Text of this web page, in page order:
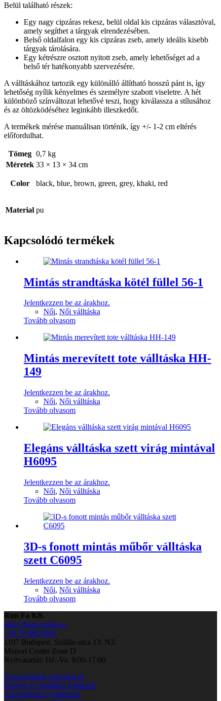
Belül található részek:
Egy nagy cipzáras rekesz, belül oldal kis cipzáras választóval,
amely segíthet a tárgyak elrendezésében.
Belső oldalfalon egy kis cipzáras zseb, amely ideális kisebb
tárgyak tárolására.
Egy kétrészre osztott nyitott zseb, amely lehetőséget ad a
belső tér hatékonyabb szervezésére.
A válltáskához tartozik egy különálló állítható hosszú pánt is, így
lehetőség nyílik kényelmes és személyre szabott viseletre. A hét
különböző színváltozat lehetővé teszi, hogy kiválassza a stílusához
és az öltözködéséhez leginkább illeszkedőt.
A termékek mérése manuálisan történik, így +/- 1-2 cm eltérés
előfordulhat.
Tömeg 0,7 kg
Méretek 33 × 13 × 34 cm
Color black, blue, brown, green, grey, khaki, red
Material pu
Kapcsolódó termékek
Mintás strandtáska kötél füllel 56-1
Jelentkezzen be az árakhoz.
Női, Női válltáska
Tovább olvasom
Mintás merevített tote válltáska HH-
149
Jelentkezzen be az árakhoz.
Női, Női válltáska
Tovább olvasom
Elegáns válltáska szett virág mintával
H6095
Jelentkezzen be az árakhoz.
Női, Női válltáska
Tovább olvasom
3D-s fonott mintás műbőr válltáska
szett C6095
Jelentkezzen be az árakhoz.
Női, Női válltáska
Tovább olvasom
Run Fa Kft.
info@bags-runfa.eu
+36 70 8855905
1107 Budapest, Szállás utca 13. N3.
Monori Center Zone D
Nyitvatartás: Hé.-Va. 9:00-17:00
Viszonteladói regisztráció
Fizetési és Szállítási feltételek
Adatvédelmi nyilatkozat